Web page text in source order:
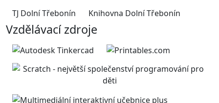
TJ Dolní Třebonín Knihovna Dolní Třebonín
Vzdělávací zdroje